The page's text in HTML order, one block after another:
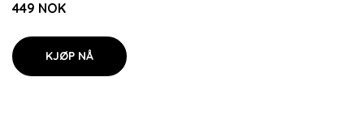
449 NOK
KJØP NÅ